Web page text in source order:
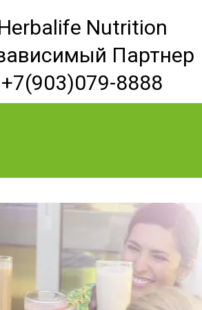
Nutrition
Партнер
+7(903)079-8888